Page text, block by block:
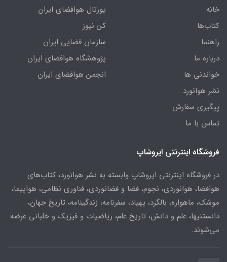
خانه
کتاب‌ها
راهنما
درباره ما
خواندنی ها
نشر هوانورد
پیگیری سفارش
تماس با ما
پورتال هوافضای ایران
کن نیوز
سازمان فضایی ایران
پژوهشگاه هوافضای ایران
انجمن هوافضای ایران
فروشگاه اینترنتی ایروشاپ
در فروشگاه اینترنتی ایروشاپ وابسته به نشر هوانورد، کتاب‌های
هوافضا، هوانوردی، نجوم، فضا و فضانوردی، فناوری نظامی، هواپیما،
موشک، ماهواره، بالگرد، پهپاد، سفرنامه، زندگینامه، تاریخ جهان،
دانستنیها، علم و دانش، تاریخ علم، ریاضیات و فیزیک و خلبانی عرضه
می‌شوند.